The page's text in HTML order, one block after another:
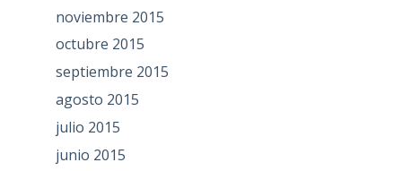
noviembre 2015
octubre 2015
septiembre 2015
agosto 2015
julio 2015
junio 2015